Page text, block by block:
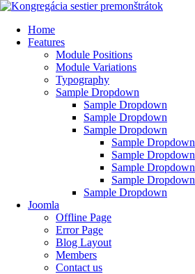
Home
Features
Module Positions
Module Variations
Typography
Sample Dropdown
Sample Dropdown
Sample Dropdown
Sample Dropdown
Sample Dropdown
Sample Dropdown
Sample Dropdown
Sample Dropdown
Sample Dropdown
Joomla
Offline Page
Error Page
Blog Layout
Members
Contact us